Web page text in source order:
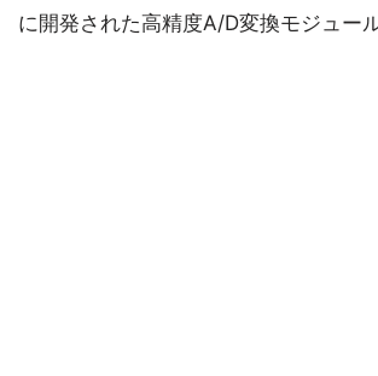
に開発された高精度A/D変換モジュール